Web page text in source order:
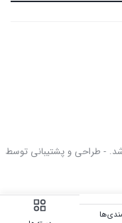
- طراحی و پشتیبانی توسط